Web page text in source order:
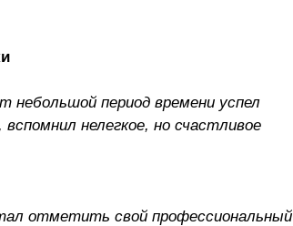
небольшой период времени успел
нелегкое, но счастливое
отметить свой профессиональный